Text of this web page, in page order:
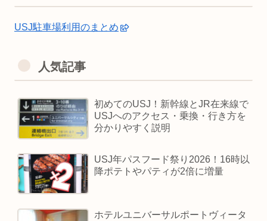
USJ駐車場利用のまとめ
人気記事
初めてのUSJ！新幹線とJR在来線で
USJへのアクセス・乗換・行き方を
分かりやすく説明
USJ年パスフード祭り2026！16時以
降ポテトやパティが2倍に増量
ホテルユニバーサルポートヴィータ